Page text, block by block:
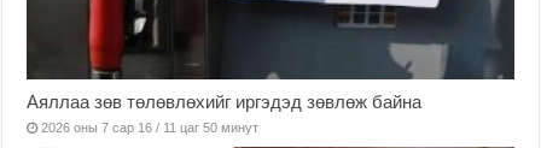
Аяллаа зөв төлөвлөхийг иргэдэд зөвлөж байна
2026 оны 7 сар 16 / 11 цаг 50 минут